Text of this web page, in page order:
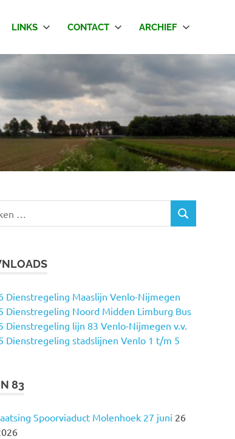
LINKS CONTACT ARCHIEF
Z
Dienstregeling Maaslijn Venlo-Nijmegen
Dienstregeling Noord Midden Limburg Bus
Dienstregeling lijn 83 Venlo-Nijmegen v.v.
Dienstregeling stadslijnen Venlo 1 t/m 5
83
Spoorviaduct Molenhoek 27 juni 26